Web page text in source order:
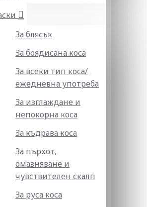
За блясък
За боядисана коса
За всеки тип коса/
ежедневна употреба
За изглаждане и
непокорна коса
За къдрава коса
За пърхот,
омазняване и
чувствителен скалп
За руса коса